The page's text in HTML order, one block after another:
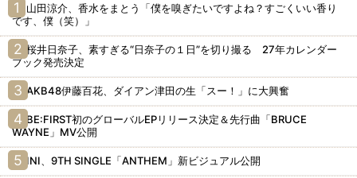
山田涼介、香水をまとう「僕を嗅ぎたいですよね？すごくいい香り
です、僕（笑）」
桜井日奈子、素すぎる“日奈子の１日”を切り撮る 27年カレンダー
ブック発売決定
AKB48伊藤百花、ダイアン津田の生「スー！」に大興奮
BE:FIRST初のグローバルEPリリース決定＆先行曲「BRUCE
WAYNE」MV公開
INI、9TH SINGLE「ANTHEM」新ビジュアル公開